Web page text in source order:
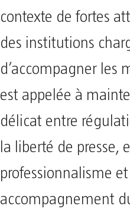
contexte de fortes
des institutions
d’accompagner les
est appelée à
délicat entre
la liberté de presse,
professionnalisme et
accompagnement